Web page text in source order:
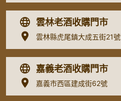
雲林老酒收購門市
雲林縣虎尾鎮大成五街21號
嘉義老酒收購門市
嘉義市西區建成街62號